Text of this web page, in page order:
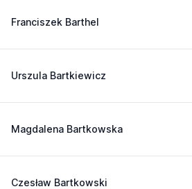
Franciszek Barthel
Urszula Bartkiewicz
Magdalena Bartkowska
Czesław Bartkowski